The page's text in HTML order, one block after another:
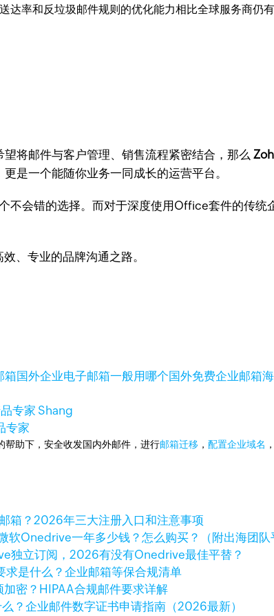
达率和反垃圾邮件规则的优化能力相比全球服务商仍
将邮件与客户管理、销售流程紧密结合，那么
是一个能随你业务一同成长的运营平台。
不会错的选择。而对于深度使用Office套件的传统
、专业的品牌沟通之路。
箱国外企业电子邮箱一般用哪个国外免费企业邮箱
专家 Shang
专家
助下，安全收发国内外邮件，进行邮箱迁移 ，配置企业域名
箱？2026年三大注册入口和注意事项
软Onedrive一年多少钱？怎么购买？（附出海团队
独立订阅，2026有没有Onedrive最佳平替？
是什么？企业邮箱等保合规清单
密？HIPAA合规邮件要求详解
？企业邮件数字证书申请指南（2026最新）